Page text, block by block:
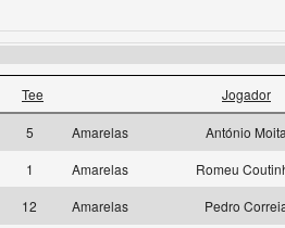
Tee Jogador
5 Amarelas
António
1 Amarelas
Romeu
12 Amarelas
Pedro